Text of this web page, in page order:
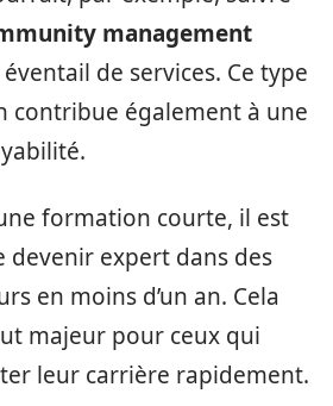
management
de services. Ce type
contribue également à une
formation courte, il est
devenir expert dans des
en moins d’un an. Cela
majeur pour ceux qui
leur carrière rapidement.